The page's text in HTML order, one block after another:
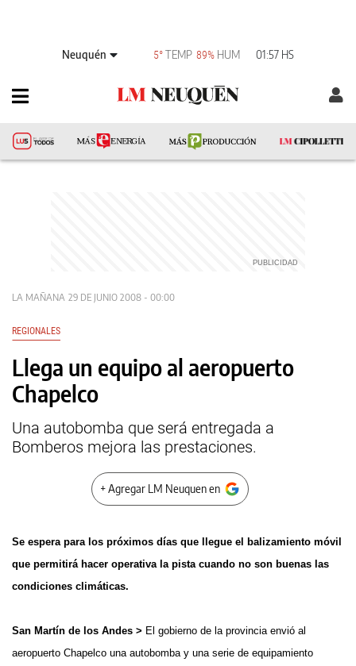
Neuquén 5°TEMP 89% HUM 01:57 HS
LA MAÑANA 29 DE JUNIO 2008 - 00:00
REGIONALES
Llega un equipo al aeropuerto
Chapelco
Una autobomba que será entregada a
Bomberos mejora las prestaciones.
+ Agregar LM Neuquen en
Se espera para los próximos días que llegue el balizamiento móvil
que permitirá hacer operativa la pista cuando no son buenas las
condiciones climáticas.
San Martín de los Andes > El gobierno de la provincia envió al
aeropuerto Chapelco una autobomba y una serie de equipamiento